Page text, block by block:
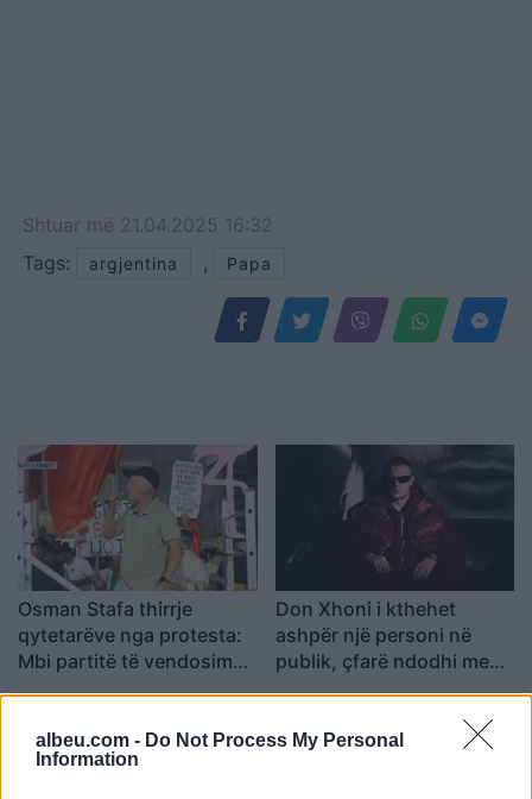
albeu.com - Do Not Process My Personal
Information
Shtuar më 21.04.2025 16:32
Tags:
argjentina , Papa
Osman Stafa thirrje
qytetarëve nga protesta:
Mbi partitë të vendosim
Shqipërinë, ka ardhur
Don Xhoni i kthehet
ashpër një personi në
publik, çfarë ndodhi me
reperin?